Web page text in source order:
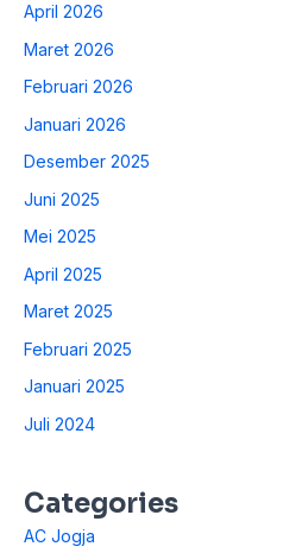
April 2026
Maret 2026
Februari 2026
Januari 2026
Desember 2025
Juni 2025
Mei 2025
April 2025
Maret 2025
Februari 2025
Januari 2025
Juli 2024
Categories
AC Jogja